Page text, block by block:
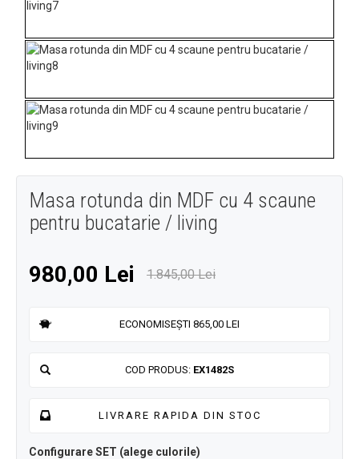
Masa rotunda din MDF cu 4 scaune
pentru bucatarie / living
980,00 Lei 1.845,00 Lei
ECONOMISEȘTI 865,00 LEI
COD PRODUS: EX1482S
LIVRARE RAPIDA DIN STOC
Configurare SET (alege culorile)